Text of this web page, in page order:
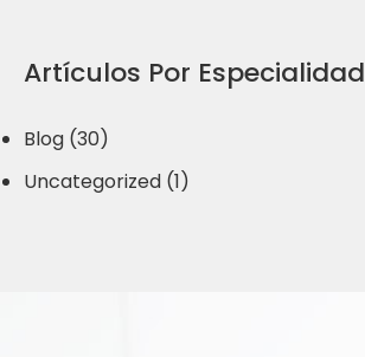
Artículos Por Especialidad
Blog (30)
Uncategorized (1)